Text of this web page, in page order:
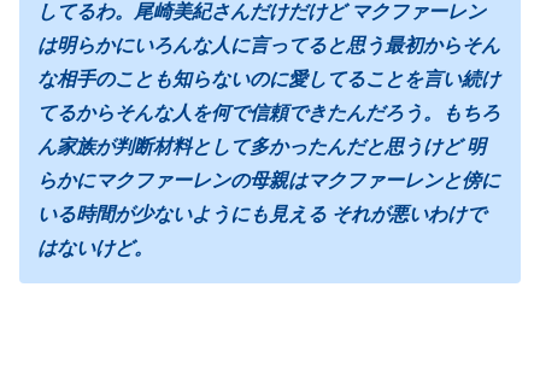
してるわ。尾崎美紀さんだけだけど マクファーレン
は明らかにいろんな人に言ってると思う最初からそん
な相手のことも知らないのに愛してることを言い続け
てるからそんな人を何で信頼できたんだろう。もちろ
ん家族が判断材料として多かったんだと思うけど 明
らかにマクファーレンの母親はマクファーレンと傍に
いる時間が少ないようにも見える それが悪いわけで
はないけど。